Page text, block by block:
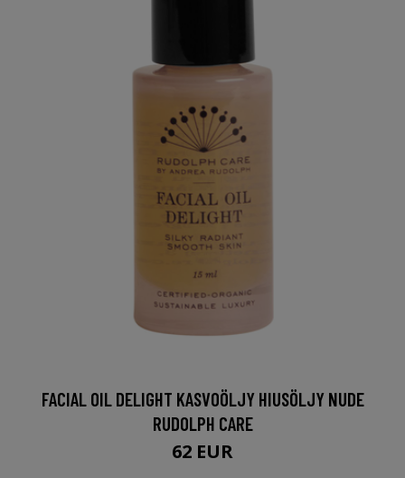
FACIAL OIL DELIGHT KASVOÖLJY HIUSÖLJY NUDE
RUDOLPH CARE
62 EUR